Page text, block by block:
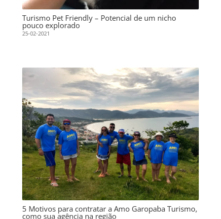
Turismo Pet Friendly – Potencial de um nicho
pouco explorado
25-02-2021
5 Motivos para contratar a Amo Garopaba Turismo,
como sua agência na região